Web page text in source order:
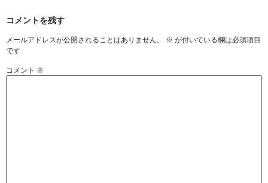
コメントを残す
メールアドレスが公開されることはありません。 ※ が付いている欄は必須項目
です
コメント ※